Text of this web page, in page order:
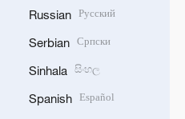
Russian Русский
Serbian Српски
Sinhala සිංහල
Spanish Español